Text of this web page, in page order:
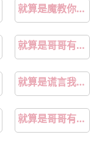
就算是魔教你也得为国争光
就算是哥哥有爱就没问题了对吧动漫无删减
就算是谎言我也思念着你
就算是哥哥有爱就没问题了对吧主题曲